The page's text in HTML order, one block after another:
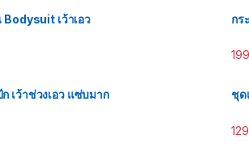
เว้าเอว
เว้าช่วงเอว แซ่บมาก
กร
ชุด